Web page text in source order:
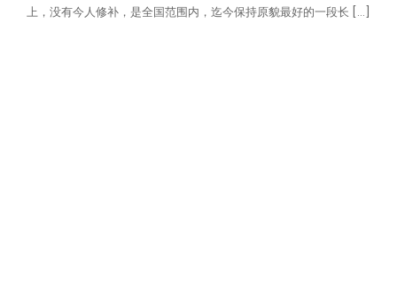
上，没有今人修补，是全国范围内，迄今保持原貌最好的一段长 […]